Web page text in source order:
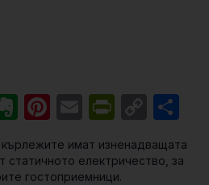
Evernote
Pinterest
Email
имат изненадващата
статичното електричество, за
гостоприемници.